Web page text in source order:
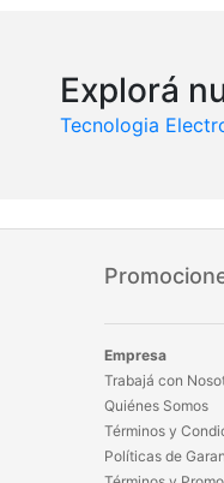
Explorá
Tecnologia
Empresa
Trabajá con
Quiénes Somos
Términos y
Políticas de